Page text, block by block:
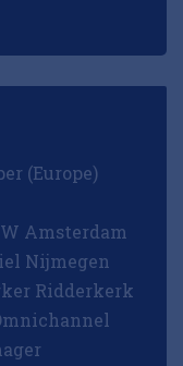
(Europe)
Amsterdam
Nijmegen
Ridderkerk